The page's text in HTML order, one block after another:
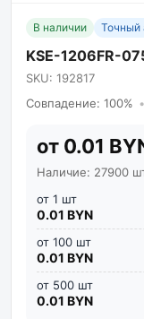
В наличии Точный
KSE-1206FR-
SKU: 192817
Совпадение: 100% •
от 0.01
Наличие: 27900
от 1 шт
0.01 BYN
от 100 шт
0.01 BYN
от 500 шт
0.01 BYN